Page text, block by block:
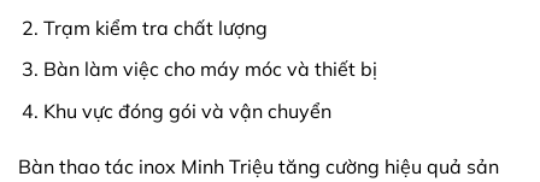
Trạm kiểm tra chất lượng
Bàn làm việc cho máy móc và thiết bị
Khu vực đóng gói và vận chuyển
Bàn thao tác inox Minh Triệu tăng cường hiệu quả sản